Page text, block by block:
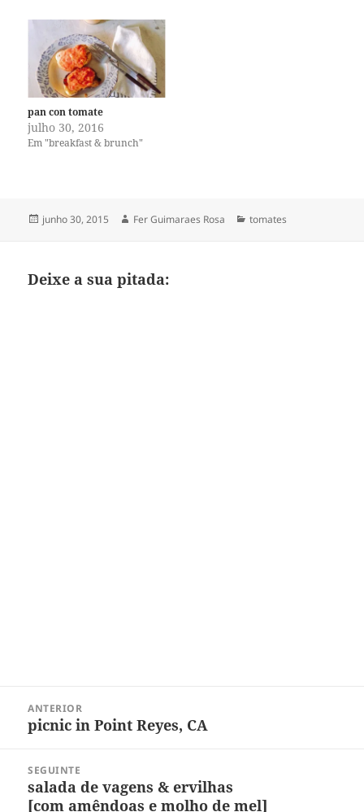
pan con tomate
julho 30, 2016
Em "breakfast & brunch"
Publicado
junho 30, 2015 Autor
Fer Guimaraes Rosa Categorias
tomates
Deixe a sua pitada:
ANTERIOR
Post
picnic in Point Reyes, CA
SEGUINTE
Próximo
post:
salada de vagens & ervilhas
[com amêndoas e molho de mel]